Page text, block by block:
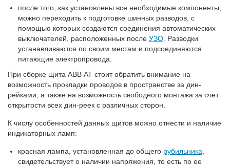
после того, как установлены все необходимые компоненты,
можно переходить к подготовке шинных разводов, с
помощью которых создаются соединения автоматических
выключателей, расположенных после УЗО . Разводки
устанавливаются по своим местам и подсоединяются
питающие электропровода.
При сборке щита АВВ АТ стоит обратить внимание на
возможность прокладки проводов в пространстве за дин-
рейками, а также на возможность свободного монтажа за счет
открытости всех дин-реек с различных сторон.
К числу особенностей данных щитов можно отнести и наличие
индикаторных ламп:
красная лампа, установленная до общего рубильника
свидетельствует о наличии напряжения, то есть по ее